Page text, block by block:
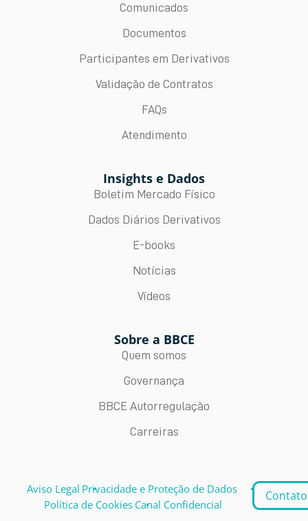
Comunicados
Documentos
Participantes em Derivativos
Validação de Contratos
FAQs
Atendimento
Insights e Dados
Boletim Mercado Físico
Dados Diários Derivativos
E-books
Notícias
Vídeos
Sobre a BBCE
Quem somos
Governança
BBCE Autorregulação
Carreiras
Aviso Legal Privacidade e Proteção de Dados
Política de Cookies Canal Confidencial
Contato